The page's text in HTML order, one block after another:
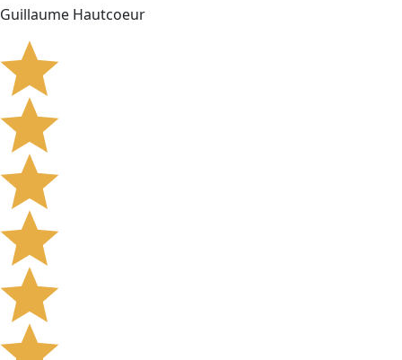
Guillaume Hautcoeur